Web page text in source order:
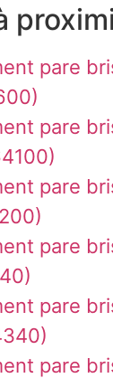
pare
pare
pare
pare
pare
pare